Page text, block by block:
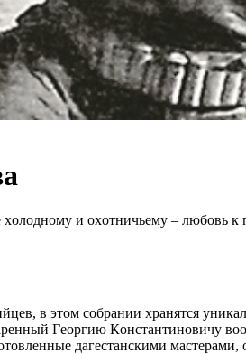
и oхoтничьeму – любoвь к
в этoм coбрaнии хрaнятcя
Гeoргию Кoнcтaнтинoвичу
дaгecтaнcкими мacтeрaми,